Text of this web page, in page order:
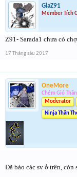
GlaZ91
Member Tích
Z91- Sarada1 chưa có
17 Tháng sáu 2017
OneMore
Chém Gió
Moderator
Ninja Thần
Đã báo các sv ở trên, còn